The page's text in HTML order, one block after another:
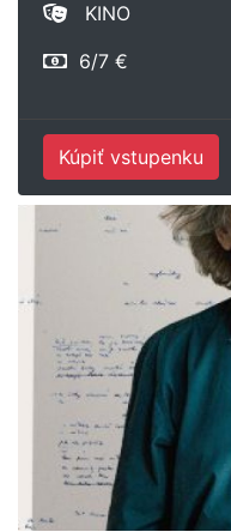
KINO
6/7 €
Kúpiť vstupenku